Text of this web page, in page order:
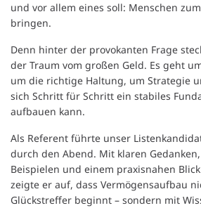
und vor allem eines soll: Menschen
bringen.
Denn hinter der provokanten Frage
der Traum vom großen Geld. Es geht
um die richtige Haltung, um Strategie
sich Schritt für Schritt ein stabiles
aufbauen kann.
Als Referent führte unser
durch den Abend. Mit klaren
Beispielen und einem praxisnahen
zeigte er auf, dass Vermögensaufbau
Glückstreffer beginnt – sondern mit